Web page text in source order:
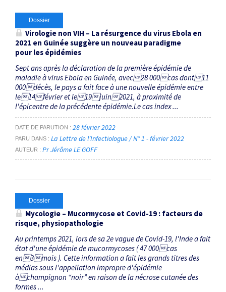
Dossier
Virologie non VIH – La résurgence du virus Ebola en
2021 en Guinée suggère un nouveau paradigme
pour les épidémies
Sept ans après la déclaration de la première épidémie de
maladie à virus Ebola en Guinée, avec28 000cas dont11
000décès, le pays a fait face à une nouvelle épidémie entre
le14février et le19juin2021, à proximité de
l'épicentre de la précédente épidémie.Le cas index ...
DATE DE PARUTION 28 février 2022
PARU DANS La Lettre de l’Infectiologue / N° 1 - février 2022
AUTEUR Pr Jérôme LE GOFF
Dossier
Mycologie – Mucormycose et Covid-19 : facteurs de
risque, physiopathologie
Au printemps 2021, lors de sa 2e vague de Covid-19, l'Inde a fait
état d'une épidémie de mucormycoses ( 47 000cas
en3mois ). Cette information a fait les grands titres des
médias sous l'appellation impropre d'épidémie
àchampignon “noir” en raison de la nécrose cutanée des
formes ...